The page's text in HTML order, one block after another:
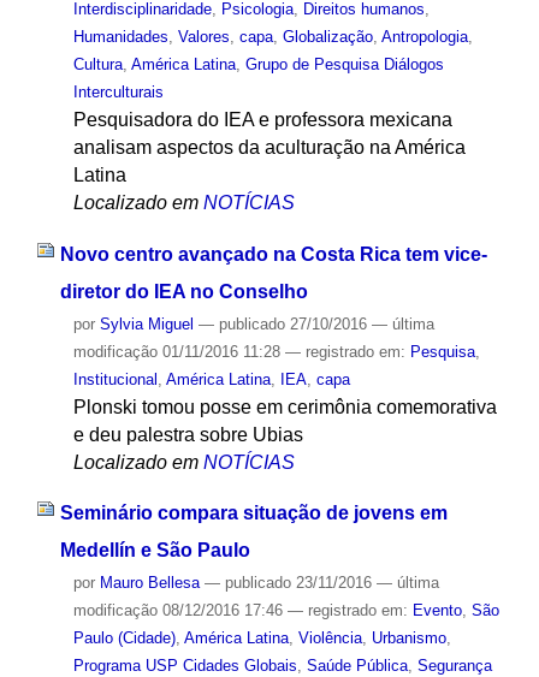
Interdisciplinaridade, Psicologia, Direitos humanos
Humanidades Valores capa, Globalização, Antropologia,
Cultura, América Latina, Grupo de Pesquisa Diálogos
Interculturais
Pesquisadora do IEA e professora mexicana
analisam aspectos da aculturação na América
Latina
Localizado em NOTÍCIAS
Novo centro avançado na Costa Rica tem vice-
diretor do IEA no Conselho
por Sylvia Miguel — publicado27/10/2016 — última
modificação01/11/2016 11:28 — registrado em: Pesquisa,
Institucional América Latina, IEA, capa
Plonski tomou posse em cerimônia comemorativa
e deu palestra sobre Ubias
Localizado em NOTÍCIAS
Seminário compara situação de jovens em
Medellín e São Paulo
por Mauro Bellesa — publicado23/11/2016 — última
modificação08/12/2016 17:46 — registrado em: Evento, São
Paulo (Cidade), América Latina, Violência, Urbanismo,
Programa USP Cidades Globais, Saúde Pública, Segurança